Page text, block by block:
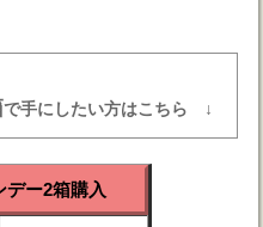
で手にしたい方はこちら ↓
デー2箱購入